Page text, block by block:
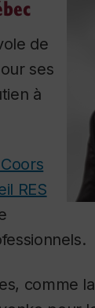
de
ses
à
RES
comme